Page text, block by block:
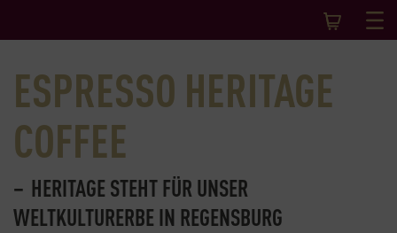
ESPRESSO HERITAGE
COFFEE
HERITAGE STEHT FÜR UNSER
WELTKULTURERBE IN REGENSBURG